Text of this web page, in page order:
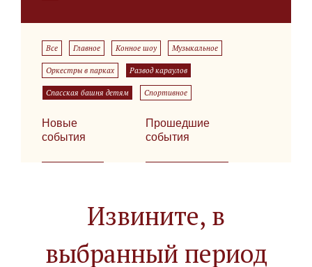
Все Главное Конное шоу Музыкальное
Оркестры в парках Развод караулов
Спасская башня детям Спортивное
Новые
события
Прошедшие
события
Извините, в
выбранный период